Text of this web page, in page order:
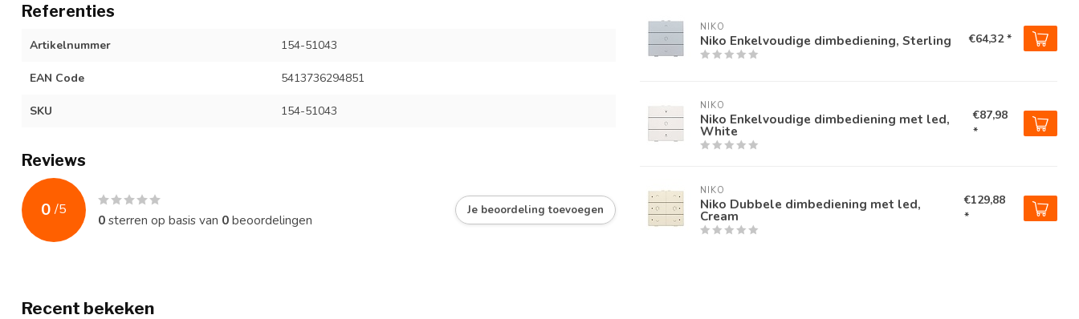
Referenties
Artikelnummer 154-51043
EAN Code 5413736294851
SKU 154-51043
Reviews
0 /5
0sterren op basis van 0beoordelingen
Je beoordeling toevoegen
NIKO
Niko Enkelvoudige dimbediening, Sterling €64,32 *
NIKO
Niko Enkelvoudige dimbediening met led,
White
€87,98
*
NIKO
Niko Dubbele dimbediening met led,
Cream
€129,88
*
Recent bekeken